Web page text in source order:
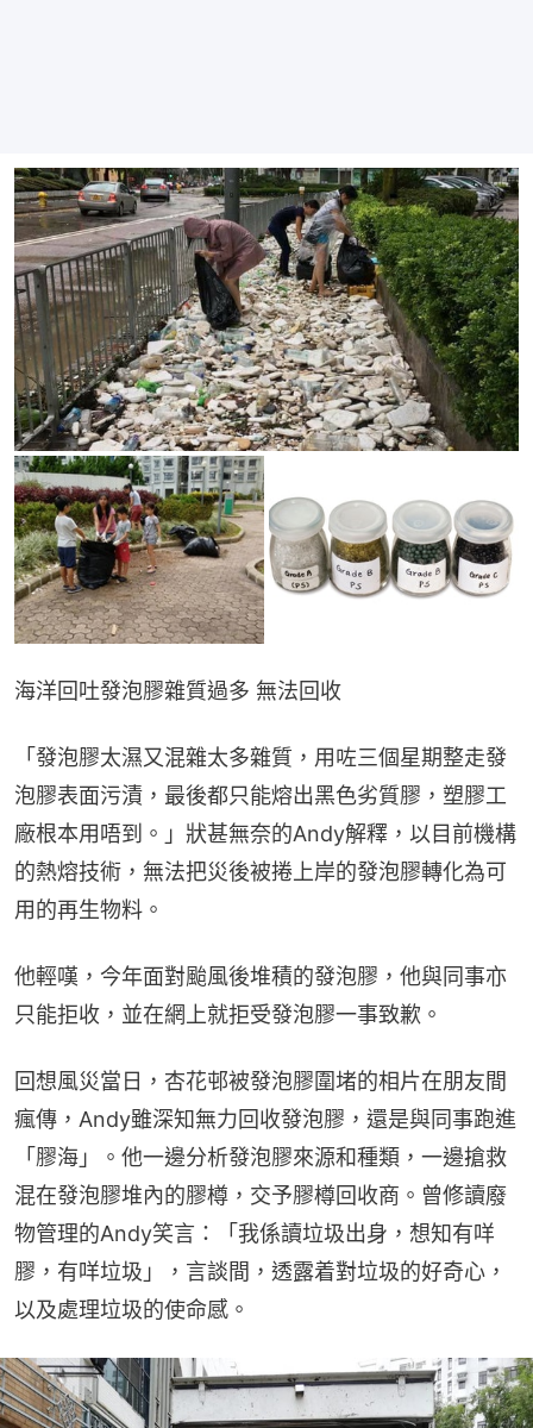
海洋回吐發泡膠雜質過多 無法回收
「發泡膠太濕又混雜太多雜質，用咗三個星期整走發
泡膠表面污漬，最後都只能熔出黑色劣質膠，塑膠工
廠根本用唔到。」狀甚無奈的Andy解釋，以目前機構
的熱熔技術，無法把災後被捲上岸的發泡膠轉化為可
用的再生物料。
他輕嘆，今年面對颱風後堆積的發泡膠，他與同事亦
只能拒收，並在網上就拒受發泡膠一事致歉。
回想風災當日，杏花邨被發泡膠圍堵的相片在朋友間
瘋傳，Andy雖深知無力回收發泡膠，還是與同事跑進
「膠海」。他一邊分析發泡膠來源和種類，一邊搶救
混在發泡膠堆內的膠樽，交予膠樽回收商。曾修讀廢
物管理的Andy笑言：「我係讀垃圾出身，想知有咩
膠，有咩垃圾」，言談間，透露着對垃圾的好奇心，
以及處理垃圾的使命感。